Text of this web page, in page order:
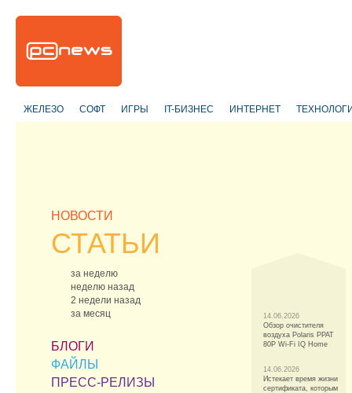
ЖЕЛЕЗО СОФТ ИГРЫ IT-БИЗНЕС ИНТЕРНЕТ
НОВОСТИ
СТАТЬИ
за неделю
неделю назад
2 недели назад
за месяц
БЛОГИ
ФАЙЛЫ
ПРЕСС-РЕЛИЗЫ
14.06.2026
Обзор очистителя
воздуха Polaris PPAT
80P Wi-Fi IQ Home
14.06.2026
Истекает время жизни
сертификата, которым